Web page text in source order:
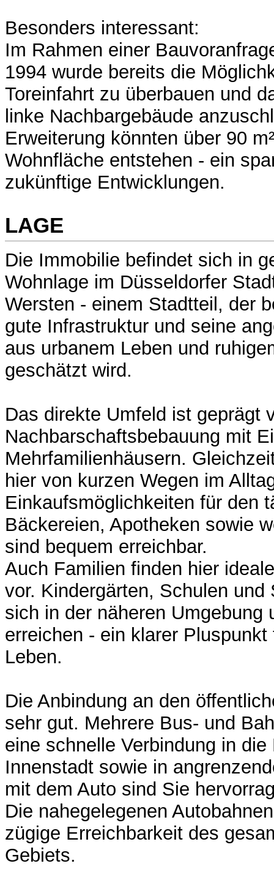
Besonders interessant:
Im Rahmen einer
1994 wurde bereits die
Toreinfahrt zu überbauen und
linke Nachbargebäude
Erweiterung könnten über 90
Wohnfläche entstehen - ein
zukünftige Entwicklungen.
LAGE
Die Immobilie befindet sich in
Wohnlage im Düsseldorfer
Wersten - einem Stadtteil, der
gute Infrastruktur und seine
aus urbanem Leben und
geschätzt wird.
Das direkte Umfeld ist geprägt
Nachbarschaftsbebauung mit
Mehrfamilienhäusern.
hier von kurzen Wegen im
Einkaufsmöglichkeiten für den
Bäckereien, Apotheken sowie
sind bequem erreichbar.
Auch Familien finden hier
vor. Kindergärten, Schulen und
sich in der näheren Umgebung
erreichen - ein klarer
Leben.
Die Anbindung an den
sehr gut. Mehrere Bus- und
eine schnelle Verbindung in die
Innenstadt sowie in
mit dem Auto sind Sie
Die nahegelegenen
zügige Erreichbarkeit des
Gebiets.